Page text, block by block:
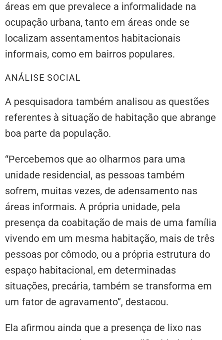
áreas em que prevalece a informalidade na
ocupação urbana, tanto em áreas onde se
localizam assentamentos habitacionais
informais, como em bairros populares.
ANÁLISE SOCIAL
A pesquisadora também analisou as questões
referentes à situação de habitação que abrange
boa parte da população.
“Percebemos que ao olharmos para uma
unidade residencial, as pessoas também
sofrem, muitas vezes, de adensamento nas
áreas informais. A própria unidade, pela
presença da coabitação de mais de uma família
vivendo em um mesma habitação, mais de três
pessoas por cômodo, ou a própria estrutura do
espaço habitacional, em determinadas
situações, precária, também se transforma em
um fator de agravamento”, destacou.
Ela afirmou ainda que a presença de lixo nas